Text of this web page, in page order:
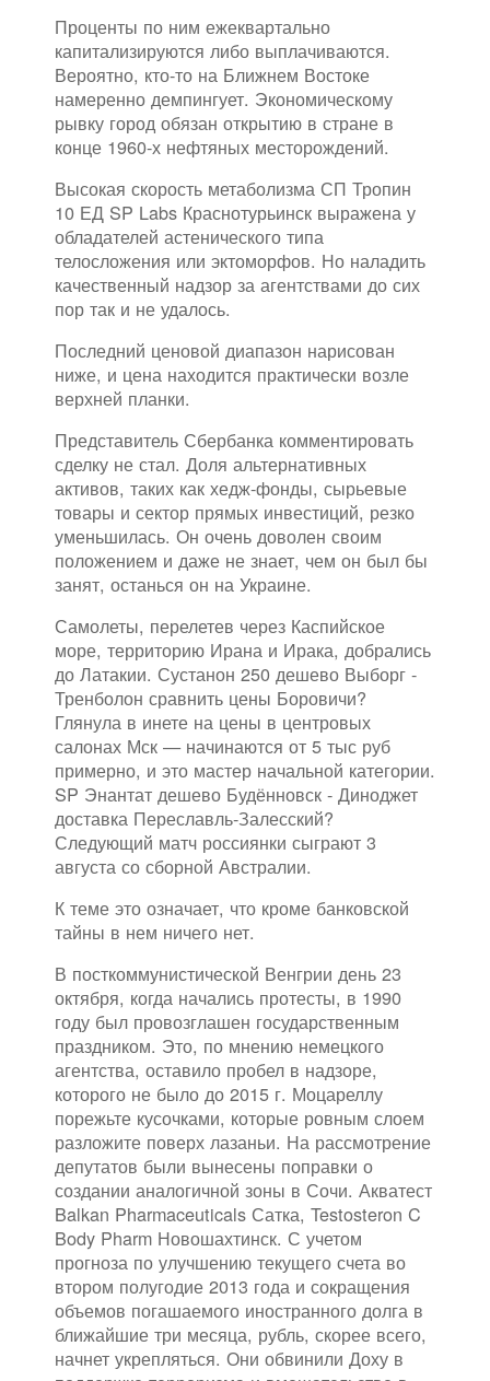
Проценты по ним ежеквартально
капитализируются либо выплачиваются.
Вероятно, кто-то на Ближнем Востоке
намеренно демпингует. Экономическому
рывку город обязан открытию в стране в
конце 1960-х нефтяных месторождений.
Высокая скорость метаболизма СП Тропин
10 ЕД SP Labs Краснотурьинск выражена у
обладателей астенического типа
телосложения или эктоморфов. Но наладить
качественный надзор за агентствами до сих
пор так и не удалось.
Последний ценовой диапазон нарисован
ниже, и цена находится практически возле
верхней планки.
Представитель Сбербанка комментировать
сделку не стал. Доля альтернативных
активов, таких как хедж-фонды, сырьевые
товары и сектор прямых инвестиций, резко
уменьшилась. Он очень доволен своим
положением и даже не знает, чем он был бы
занят, останься он на Украине.
Самолеты, перелетев через Каспийское
море, территорию Ирана и Ирака, добрались
до Латакии. Сустанон 250 дешево Выборг -
Тренболон сравнить цены Боровичи?
Глянула в инете на цены в центровых
салонах Мск — начинаются от 5 тыс руб
примерно, и это мастер начальной категории.
SP Энантат дешево Будённовск - Диноджет
доставка Переславль-Залесский?
Следующий матч россиянки сыграют 3
августа со сборной Австралии.
К теме это означает, что кроме банковской
тайны в нем ничего нет.
В посткоммунистической Венгрии день 23
октября, когда начались протесты, в 1990
году был провозглашен государственным
праздником. Это, по мнению немецкого
агентства, оставило пробел в надзоре,
которого не было до 2015 г. Моцареллу
порежьте кусочками, которые ровным слоем
разложите поверх лазаньи. На рассмотрение
депутатов были вынесены поправки о
создании аналогичной зоны в Сочи. Акватест
Balkan Pharmaceuticals Сатка, Testosteron C
Body Pharm Новошахтинск. С учетом
прогноза по улучшению текущего счета во
втором полугодие 2013 года и сокращения
объемов погашаемого иностранного долга в
ближайшие три месяца, рубль, скорее всего,
начнет укрепляться. Они обвинили Доху в